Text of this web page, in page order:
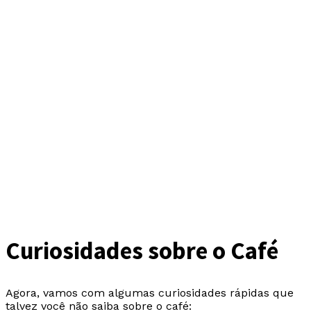
Curiosidades sobre o Café
Agora, vamos com algumas curiosidades rápidas que
talvez você não saiba sobre o café: